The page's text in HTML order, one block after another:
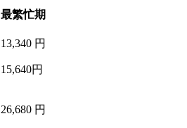
最繁忙期
13,340 円
15,640円
26,680 円